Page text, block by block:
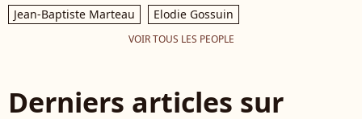
Jean-Baptiste Marteau
Elodie Gossuin
VOIR TOUS LES PEOPLE
Derniers articles sur